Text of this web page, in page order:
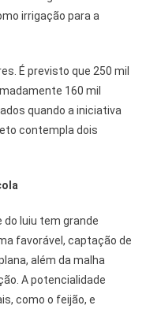
irrigação para a
É previsto que 250 mil
160 mil
quando a iniciativa
contempla dois
do Iuiu tem grande
favorável, captação de
além da malha
A potencialidade
como o feijão, e